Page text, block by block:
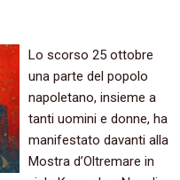
Lo scorso 25 ottobre
una parte del popolo
napoletano, insieme a
tanti uomini e donne, ha
manifestato davanti alla
Mostra d’Oltremare in